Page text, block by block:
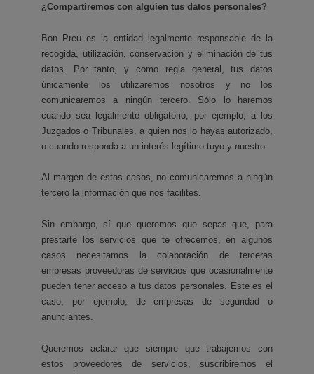
¿Compartiremos con alguien tus datos personales?
Bon Preu es la entidad legalmente responsable de la
recogida, utilización, conservación y eliminación de tus
datos. Por tanto, y como regla general, tus datos
únicamente los utilizaremos nosotros y no los
comunicaremos a ningún tercero. Sólo lo haremos
cuando sea legalmente obligatorio, por ejemplo, a los
Juzgados o Tribunales, a quien nos lo hayas autorizado,
o cuando responda a un interés legítimo tuyo y nuestro.
Al margen de estos casos, no comunicaremos a ningún
tercero la información que nos facilites.
Sin embargo, sí que queremos que sepas que, para
prestarte los servicios que te ofrecemos, en algunos
casos necesitamos la colaboración de terceras
empresas proveedoras de servicios que ocasionalmente
pueden tener acceso a tus datos personales. Este es el
caso, por ejemplo, de empresas de seguridad o
anunciantes.
Queremos aclarar que siempre que trabajemos con
estos proveedores de servicios, suscribiremos el